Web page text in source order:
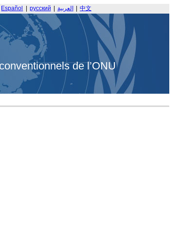
Español русский العربية 中文
de l’ONU